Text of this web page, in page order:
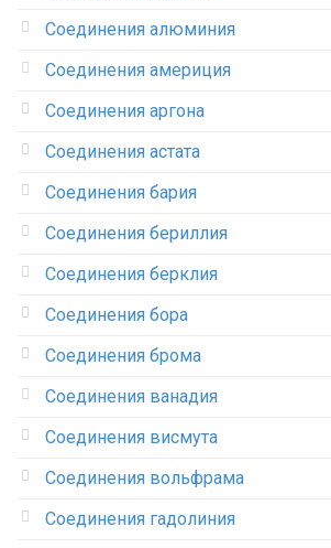
Соединения алюминия‎
Соединения америция‎
Соединения аргона‎
Соединения астата‎
Соединения бария
Соединения бериллия‎
Соединения берклия
Соединения бора‎
Соединения брома‎
Соединения ванадия‎
Соединения висмута
Соединения вольфрама‎
Соединения гадолиния‎